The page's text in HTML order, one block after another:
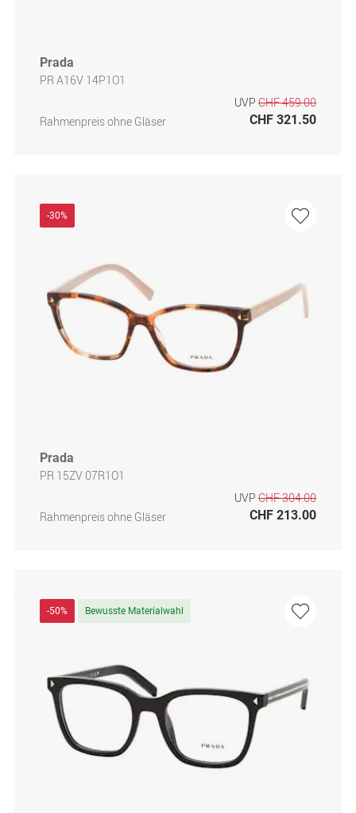
Prada
PR A16V 14P1O1
Rahmenpreis ohne Gläser
UVP CHF 459.00
CHF 321.50
-30%
Prada
PR 15ZV 07R1O1
Rahmenpreis ohne Gläser
UVP CHF 304.00
CHF 213.00
-50% Bewusste Materialwahl